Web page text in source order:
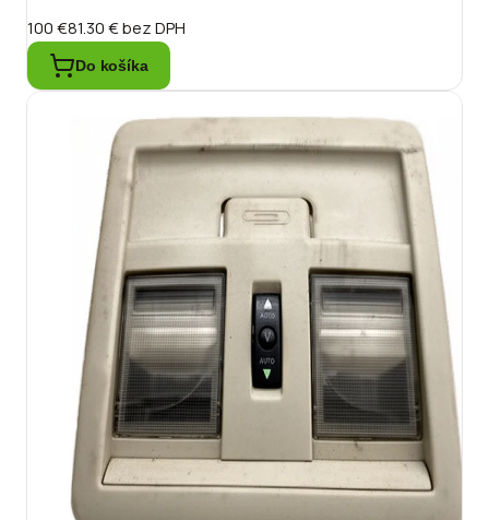
100 €81.30 €bez DPH
Do košíka